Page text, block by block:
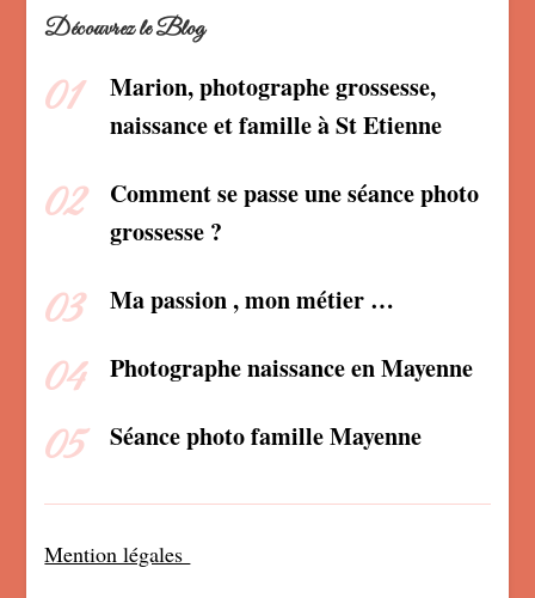
Découvrez le Blog
Marion, photographe grossesse,
naissance et famille à St Etienne
Comment se passe une séance photo
grossesse ?
Ma passion , mon métier …
Photographe naissance en Mayenne
Séance photo famille Mayenne
Mention légales